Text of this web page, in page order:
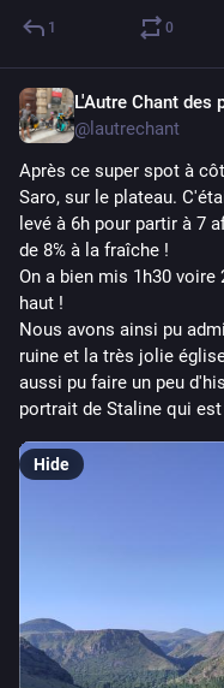
1 0
L'Autre Chant des
@lautrechant
Après ce super spot à
Saro, sur le plateau.
levé à 6h pour partir à 7
de 8℅ à la fraîche !
On a bien mis 1h30 voire
haut !
Nous avons ainsi pu
ruine et la très jolie
aussi pu faire un peu
portrait de Staline qui
Hide